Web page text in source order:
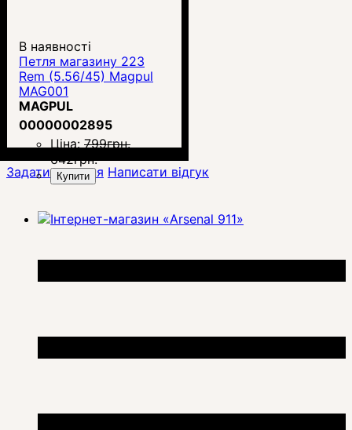
В наявності
Петля магазину 223
Rem (5.56/45) Magpul
MAG001
MAGPUL
00000002895
Ціна: 799грн.
642грн.
Купити
Задати питання Написати відгук